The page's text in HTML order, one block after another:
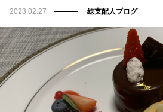
2023.02.27 総支配人ブログ